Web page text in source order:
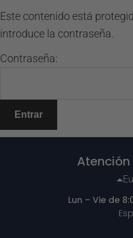
Este contenido está
introduce la contraseña.
Contraseña:
Lun – Vie de